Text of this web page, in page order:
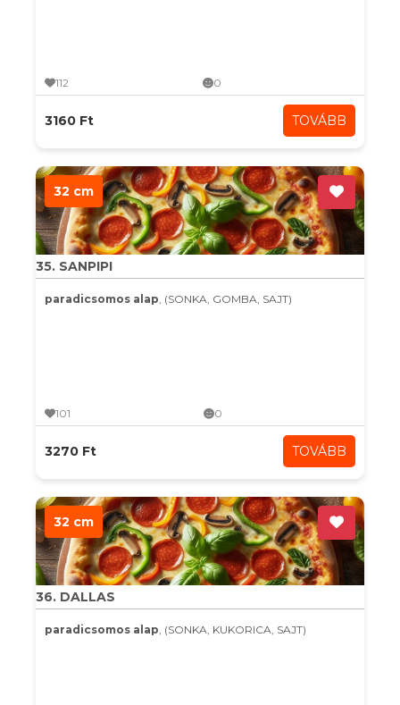
112 0
3160 Ft TOVÁBB
32 cm
35. SANPIPI
paradicsomos alap, (SONKA, GOMBA, SAJT)
101 0
3270 Ft TOVÁBB
32 cm
36. DALLAS
paradicsomos alap, (SONKA, KUKORICA, SAJT)